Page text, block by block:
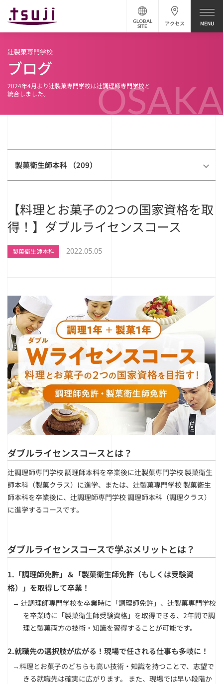
アクセス
GLOBAL
SITE
OSAKA
辻製菓専門学校
ブログ
2024年4月より辻製菓専門学校は辻調理師専門学校と
統合しました。
製菓衛生師本科 （209）
【料理とお菓子の2つの国家資格を取
得！】ダブルライセンスコース
製菓衛生師本科 2022.05.05
ダブルライセンスコースとは？
辻調理師専門学校 調理師本科を卒業後に辻製菓専門学校 製菓衛生
師本科（製菓クラス）に進学、または、辻製菓専門学校 製菓衛生
師本科を卒業後に、辻調理師専門学校 調理師本科（調理クラス）
に進学するコースです。
ダブルライセンスコースで学ぶメリットとは？
1.「調理師免許」＆「製菓衛生師免許（もしくは受験資
格）」を取得して卒業！
→ 辻調理師専門学校を卒業時に「調理師免許」、辻製菓専門学校
を卒業時に「製菓衛生師受験資格」を取得できる、2年間で調
理と製菓両方の技術・知識を習得することが可能です。
2.就職先の選択肢が広がる！現場で任される仕事も多岐に！
→料理とお菓子のどちらも高い技術・知識を持つことで、志望で
きる就職先は確実に広がります。 また、現場では早い段階か